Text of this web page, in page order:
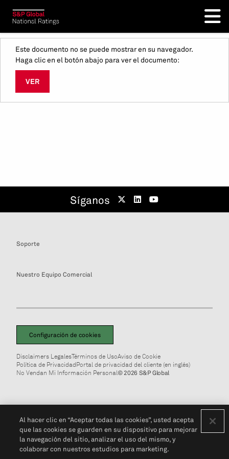
Este documento no se puede mostrar en su navegador.
Haga clic en el botón abajo para ver el documento:
VER
Síganos
Soporte
Nuestro Equipo Comercial
Configuración de cookies
Disclaimers LegalesTérminos de UsoAviso de Cookie
Política de PrivacidadPortal de privacidad del cliente (en inglés)
No Vendan Mi Información Personal© 2026 S&P Global
Al hacer clic en “Aceptar todas las cookies”, usted acepta
que las cookies se guarden en su dispositivo para mejorar
la navegación del sitio, analizar el uso del mismo, y
colaborar con nuestros estudios para marketing.